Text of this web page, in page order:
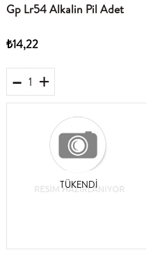
Gp Lr54 Alkalin Pil Adet
₺14,22
TÜKENDI